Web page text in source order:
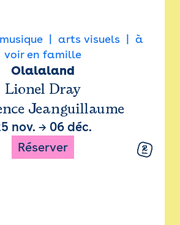
musique arts visuels
à
voir en famille
Olalaland
Lionel Dray
Jeanguillaume
nov. → 06 déc.
Réserver